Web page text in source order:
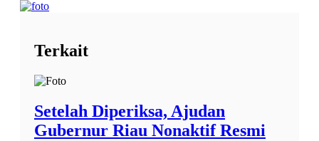
Terkait
Setelah Diperiksa, Ajudan
Gubernur Riau Nonaktif Resmi